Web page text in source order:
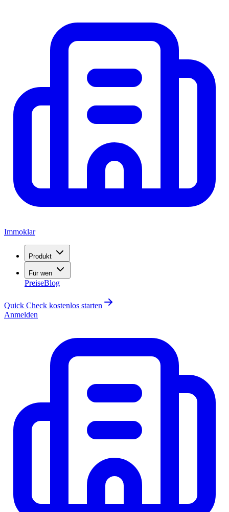
Immoklar
Produkt
Für wen
PreiseBlog
Quick Check kostenlos starten
Anmelden